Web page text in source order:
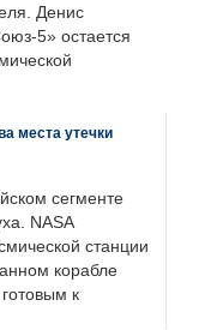
Денис
5» остается
места утечки
сегменте
NASA
станции
корабле
к